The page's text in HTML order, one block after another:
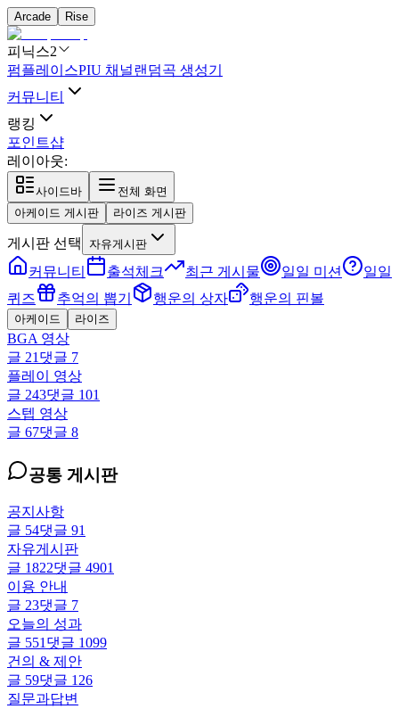
Arcade Rise
피닉스2
펌플레이스PIU 채널랜덤곡 생성기
커뮤니티
랭킹
포인트샵
레이아웃:
사이드바
전체 화면
아케이드 게시판
라이즈 게시판
게시판 선택 자유게시판
커뮤니티 출석체크 최근 게시물 일일 미션
일일
퀴즈
추억의 뽑기 행운의 상자 행운의 핀볼
아케이드 라이즈
BGA 영상
글 21 댓글 7
플레이 영상
글 243댓글 101
스텝 영상
글 67댓글 8
공통 게시판
공지사항
글 54댓글 91
자유게시판
글 1822댓글 4901
이용 안내
글 23댓글 7
오늘의 성과
글 551댓글 1099
건의 & 제안
글 59댓글 126
질문과답변